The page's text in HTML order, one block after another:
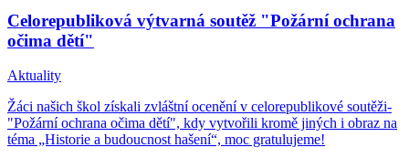
Celorepubliková výtvarná soutěž "Požární ochrana
očima dětí"
Aktuality
Žáci našich škol získali zvláštní ocenění v celorepublikové soutěži-
"Požární ochrana očima dětí", kdy vytvořili kromě jiných i obraz na
téma „Historie a budoucnost hašení“, moc gratulujeme!